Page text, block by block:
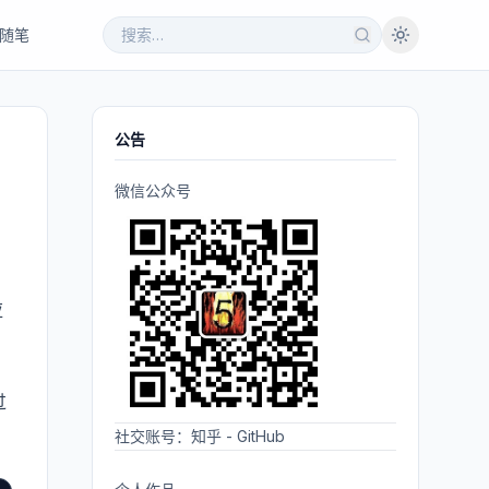
随笔
公告
微信公众号
社交账号： 知乎 - GitHub